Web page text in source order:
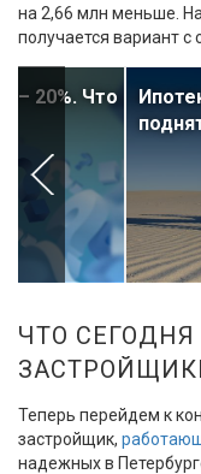
на 2,66 млн меньше.
получается вариант с
– 20%. Что
ЧТО
Теперь перейдем к
застройщик,
надежных в